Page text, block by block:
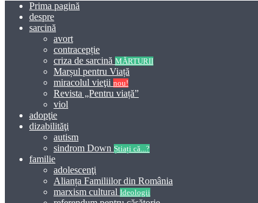
Prima pagină
despre
sarcină
avort
contracepție
criza de sarcină MĂRTURII
Marșul pentru Viață
miracolul vieţii nou!
Revista „Pentru viață”
viol
adopţie
dizabilităţi
autism
sindrom Down Știați că...?
familie
adolescenţi
Alianța Familiilor din România
marxism cultural Ideologii